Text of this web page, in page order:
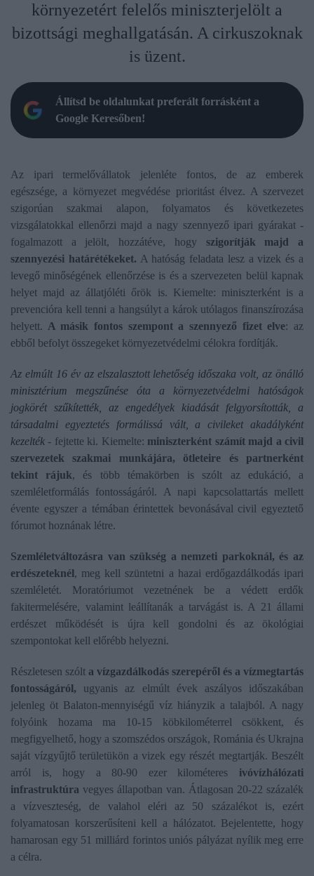
környezetért felelős miniszterjelölt a
bizottsági meghallgatásán. A cirkuszoknak
is üzent.
Állítsd be oldalunkat preferált forrásként a
Google Keresőben!
Az ipari termelővállatok jelenléte fontos, de az emberek
egészsége, a környezet megvédése prioritást élvez. A szervezet
szigorúan szakmai alapon, folyamatos és következetes
vizsgálatokkal ellenőrzi majd a nagy szennyező ipari gyárakat -
fogalmazott a jelölt, hozzátéve, hogy szigorítják majd a
szennyezési határétékeket. A hatóság feladata lesz a vizek és a
levegő minőségének ellenőrzése is és a szervezeten belül kapnak
helyet majd az állatjóléti őrök is. Kiemelte: miniszterként is a
prevencióra kell tenni a hangsúlyt a károk utólagos finanszírozása
helyett. A másik fontos szempont a szennyező fizet elve: az
ebből befolyt összegeket környezetvédelmi célokra fordítják.
Az elmúlt 16 év az elszalasztott lehetőség időszaka volt, az önálló
minisztérium megszűnése óta a környezetvédelmi hatóságok
jogkörét szűkítették, az engedélyek kiadását felgyorsították, a
társadalmi egyeztetés formálissá vált, a civileket akadályként
kezelték - fejtette ki. Kiemelte: miniszterként számít majd a civil
szervezetek szakmai munkájára, ötleteire és partnerként
tekint rájuk, és több témakörben is szólt az edukáció, a
szemléletformálás fontosságáról. A napi kapcsolattartás mellett
évente egyszer a témában érintettek bevonásával civil egyeztető
fórumot hoznának létre.
Szemléletváltozásra van szükség a nemzeti parkoknál, és az
erdészeteknél, meg kell szüntetni a hazai erdőgazdálkodás ipari
szemléletét. Moratóriumot vezetnének be a védett erdők
fakitermelésére, valamint leállítanák a tarvágást is. A 21 állami
erdészet működését is újra kell gondolni és az ökológiai
szempontokat kell előrébb helyezni.
Részletesen szólt a vízgazdálkodás szerepéről és a vízmegtartás
fontosságáról, ugyanis az elmúlt évek aszályos időszakában
jelenleg öt Balaton-mennyiségű víz hiányzik a talajból. A nagy
folyóink hozama ma 10-15 köbkilométerrel csökkent, és
megfigyelhető, hogy a szomszédos országok, Románia és Ukrajna
saját vízgyűjtő területükön a vizek egy részét megtartják. Beszélt
arról is, hogy a 80-90 ezer kilométeres ivóvízhálózati
infrastruktúra vegyes állapotban van. Átlagosan 20-22 százalék
a vízveszteség, de valahol eléri az 50 százalékot is, ezért
folyamatosan korszerűsíteni kell a hálózatot. Bejelentette, hogy
hamarosan egy 51 milliárd forintos uniós pályázat nyílik meg erre
a célra.